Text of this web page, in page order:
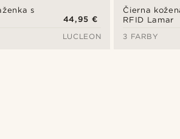
s
44,95 €
LUCLEON
Čierna
RFID Lamar
3 FARBY